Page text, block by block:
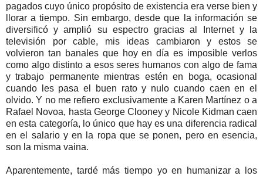
pagados cuyo único propósito de existencia era verse bien y
llorar a tiempo. Sin embargo, desde que la información se
diversificó y amplió su espectro gracias al Internet y la
televisión por cable, mis ideas cambiaron y estos se
volvieron tan banales que hoy en día es imposible verlos
como algo distinto a esos seres humanos con algo de fama
y trabajo permanente mientras estén en boga, ocasional
cuando les pasa el buen rato y nulo cuando caen en el
olvido. Y no me refiero exclusivamente a Karen Martínez o a
Rafael Novoa, hasta George Clooney y Nicole Kidman caen
en esta categoría, lo único que hay es una diferencia radical
en el salario y en la ropa que se ponen, pero en esencia,
son la misma vaina.
Aparentemente, tardé más tiempo yo en humanizar a los